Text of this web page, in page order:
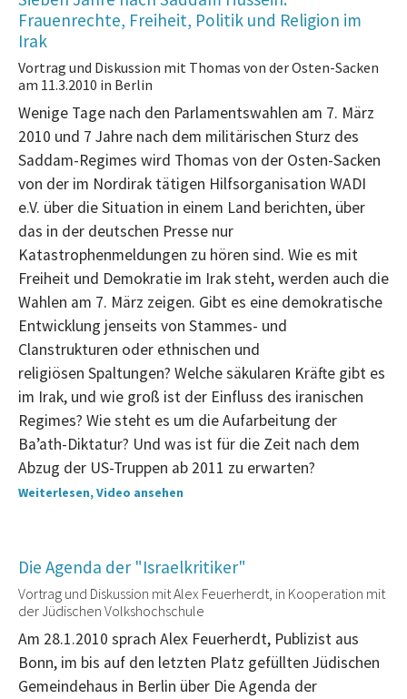
Frauenrechte, Freiheit, Politik und Religion im
Irak
Vortrag und Diskussion mit Thomas von der Osten-Sacken
am 11.3.2010 in Berlin
Wenige Tage nach den Parlamentswahlen am 7. März
2010 und 7 Jahre nach dem militärischen Sturz des
Saddam-Regimes wird Thomas von der Osten-Sacken
von der im Nordirak tätigen Hilfsorganisation WADI
e.V. über die Situation in einem Land berichten, über
das in der deutschen Presse nur
Katastrophenmeldungen zu hören sind. Wie es mit
Freiheit und Demokratie im Irak steht, werden auch die
Wahlen am 7. März zeigen. Gibt es eine demokratische
Entwicklung jenseits von Stammes- und
Clanstrukturen oder ethnischen und
religiösen Spaltungen? Welche säkularen Kräfte gibt es
im Irak, und wie groß ist der Einfluss des iranischen
Regimes? Wie steht es um die Aufarbeitung der
Ba’ath-Diktatur? Und was ist für die Zeit nach dem
Abzug der US-Truppen ab 2011 zu erwarten?
Weiterlesen, Video ansehen
Die Agenda der "Israelkritiker"
Vortrag und Diskussion mit Alex Feuerherdt, in Kooperation mit
der Jüdischen Volkshochschule
Am 28.1.2010 sprach Alex Feuerherdt, Publizist aus
Bonn, im bis auf den letzten Platz gefüllten Jüdischen
Gemeindehaus in Berlin über Die Agenda der